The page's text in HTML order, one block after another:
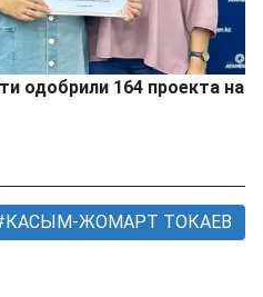
одобрили 164 проекта на
КАСЫМ-ЖОМАРТ ТОКАЕВ